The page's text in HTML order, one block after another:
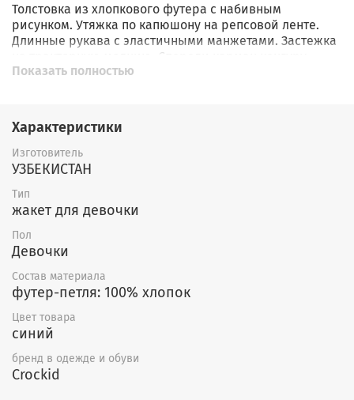
Толстовка из хлопкового футера с набивным
рисунком. Утяжка по капюшону на репсовой ленте.
Длинные рукава с эластичными манжетами. Застежка
на тракторную молнию. Спереди карман кенгуру.
Показать полностью
Характеристики
Изготовитель
УЗБЕКИСТАН
Тип
жакет для девочки
Пол
Девочки
Состав материала
футер-петля: 100% хлопок
Цвет товара
синий
бренд в одежде и обуви
Crockid